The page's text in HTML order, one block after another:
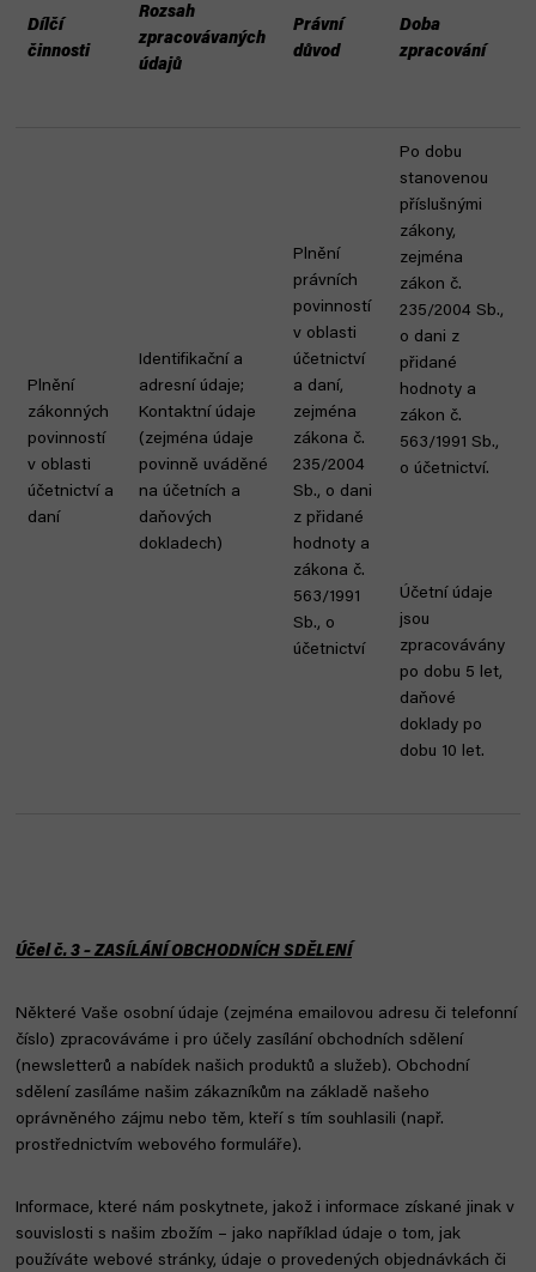
Dílčí
činnosti
Rozsah
zpracovávaných
údajů
Právní
důvod
Doba
zpracování
Plnění
zákonných
povinností
v oblasti
účetnictví a
daní
Identifikační a
adresní údaje;
Kontaktní údaje
(zejména údaje
povinně uváděné
na účetních a
daňových
dokladech)
Plnění
právních
povinností
v oblasti
účetnictví
a daní,
zejména
zákona č.
235/2004
Sb., o dani
z přidané
hodnoty a
zákona č.
563/1991
Sb., o
účetnictví
Po dobu
stanovenou
příslušnými
zákony,
zejména
zákon č.
235/2004 Sb.,
o dani z
přidané
hodnoty a
zákon č.
563/1991 Sb.,
o účetnictví.
Účetní údaje
jsou
zpracovávány
po dobu 5 let,
daňové
doklady po
dobu 10 let.
Účel č. 3 – ZASÍLÁNÍ OBCHODNÍCH SDĚLENÍ
Některé Vaše osobní údaje (zejména emailovou adresu či telefonní
číslo) zpracováváme i pro účely zasílání obchodních sdělení
(newsletterů a nabídek našich produktů a služeb). Obchodní
sdělení zasíláme našim zákazníkům na základě našeho
oprávněného zájmu nebo těm, kteří s tím souhlasili (např.
prostřednictvím webového formuláře).
Informace, které nám poskytnete, jakož i informace získané jinak v
souvislosti s našim zbožím – jako například údaje o tom, jak
používáte webové stránky, údaje o provedených objednávkách či